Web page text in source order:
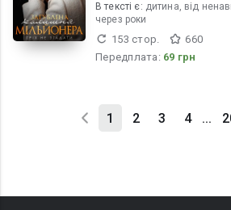
В текcті є: дитина, від
через роки
153 стор.
660
Передплата: 69 грн
1 2 3 4 ...